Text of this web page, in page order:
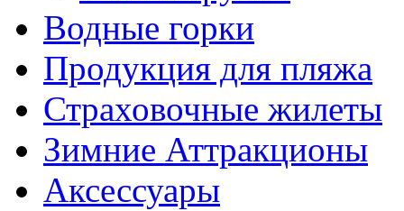
Водные горки
Продукция для пляжа
Страховочные жилеты
Зимние Аттракционы
Аксессуары